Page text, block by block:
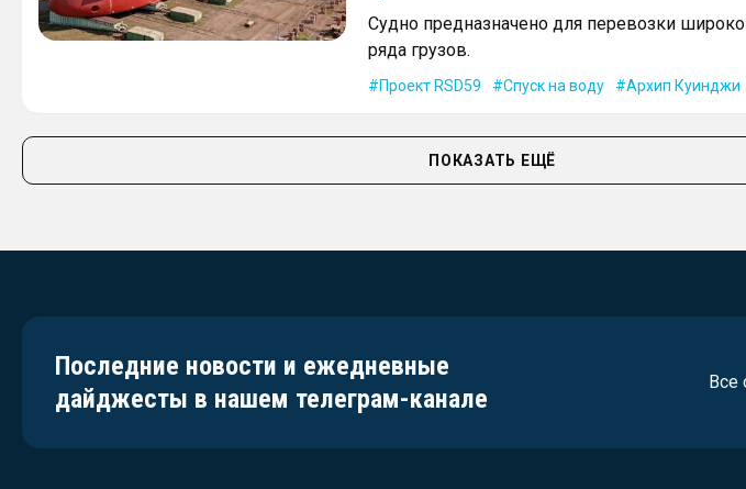
Судно предназначено для перевозки
ряда грузов.
Проект RSD59 Спуск на воду Архип Куинджи
ПОКАЗАТЬ ЕЩЁ
Последние новости и ежедневные
дайджесты в нашем телеграм-канале
Все